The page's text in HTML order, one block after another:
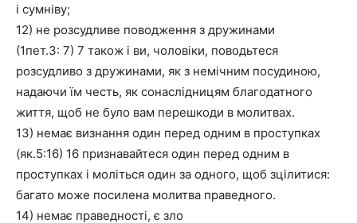
і сумніву;
12) не розсудливе поводження з дружинами
(1пет.3: 7) 7 також і ви, чоловіки, поводьтеся
розсудливо з дружинами, як з немічним посудиною,
надаючи їм честь, як сонаслідницям благодатного
життя, щоб не було вам перешкоди в молитвах.
13) немає визнання один перед одним в проступках
(як.5:16) 16 признавайтеся один перед одним в
проступках і моліться один за одного, щоб зцілитися:
багато може посилена молитва праведного.
14) немає праведності, є зло